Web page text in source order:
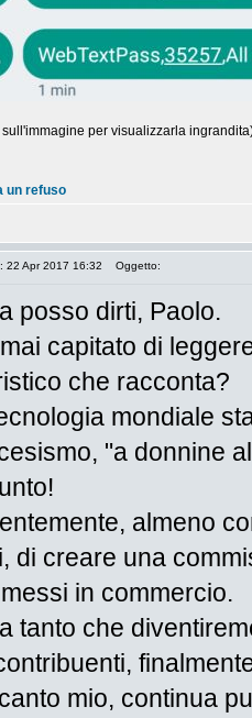
per visualizzarla
un refuso
22 Apr 2017 16:32 Oggetto:
posso dirti, Paolo.
capitato di
che racconta?
mondiale
"a donnine
almeno
di creare una
in commercio.
tanto che
mio, continua